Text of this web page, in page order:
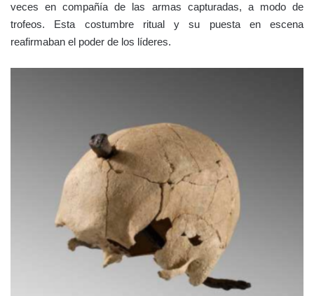
veces en compañía de las armas capturadas, a modo de
trofeos. Esta costumbre ritual y su puesta en escena
reafirmaban el poder de los líderes.